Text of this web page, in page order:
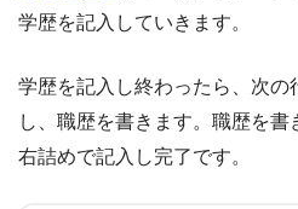
学歴を記入していきます。
学歴を記入し終わったら、次の
し、職歴を書きます。職歴を書
右詰めで記入し完了です。